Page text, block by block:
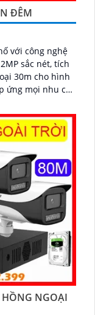
ĐÊM
với công nghệ
sắc nét, tích
ứng mọi nhu cầu
NGOẠI